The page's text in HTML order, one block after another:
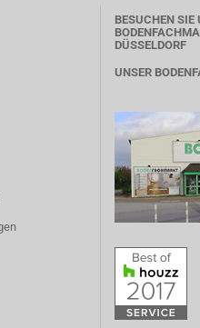
BESUCHEN SIE
DÜSSELDORF
UNSER